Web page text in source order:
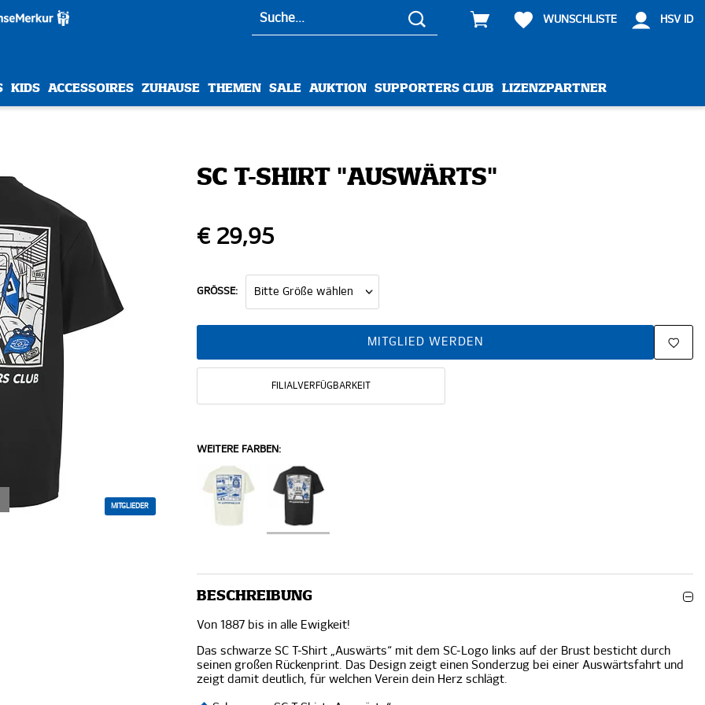
WUNSCHLISTE HSV ID
KIDS ACCESSOIRES ZUHAUSE THEMEN SALE AUKTION SUPPORTERS CLUB LIZENZPARTNER
MITGLIEDER
SC T-SHIRT "AUSWÄRTS"
€ 29,95
GRÖSSE:
MITGLIED WERDEN
FILIALVERFÜGBARKEIT
WEITERE FARBEN:
BESCHREIBUNG
Von 1887 bis in alle Ewigkeit!
Das schwarze SC T-Shirt „Auswärts“ mit dem SC-Logo links auf der Brust besticht durch
seinen großen Rückenprint. Das Design zeigt einen Sonderzug bei einer Auswärtsfahrt und
zeigt damit deutlich, für welchen Verein dein Herz schlägt.